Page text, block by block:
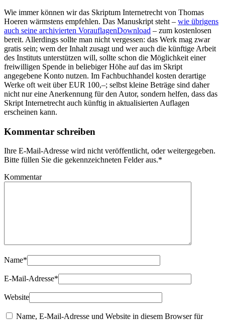
Wie immer können wir das Skriptum Internetrecht von Thomas
Hoeren wärmstens empfehlen. Das Manuskript steht – wie übrigens
auch seine archivierten VorauflagenDownload – zum kostenlosen
bereit. Allerdings sollte man nicht vergessen: das Werk mag zwar
gratis sein; wem der Inhalt zusagt und wer auch die künftige Arbeit
des Instituts unterstützen will, sollte schon die Möglichkeit einer
freiwilligen Spende in beliebiger Höhe auf das im Skript
angegebene Konto nutzen. Im Fachbuchhandel kosten derartige
Werke oft weit über EUR 100,–; selbst kleine Beträge sind daher
nicht nur eine Anerkennung für den Autor, sondern helfen, dass das
Skript Internetrecht auch künftig in aktualisierten Auflagen
erscheinen kann.
Kommentar schreiben
Ihre E-Mail-Adresse wird nicht veröffentlicht, oder weitergegeben.
Bitte füllen Sie die gekennzeichneten Felder aus.*
Kommentar
Name*
E-Mail-Adresse*
Website
Name, E-Mail-Adresse und Website in diesem Browser für